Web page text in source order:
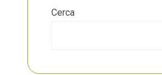
Cerca